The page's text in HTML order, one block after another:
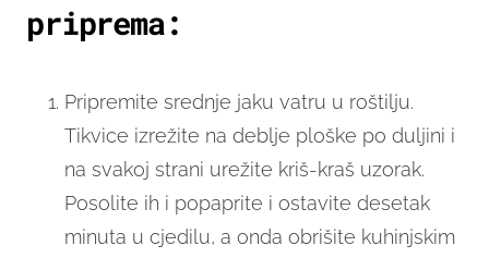
priprema:
Pripremite srednje jaku vatru u roštilju.
Tikvice izrežite na deblje ploške po duljini i
na svakoj strani urežite kriš-kraš uzorak.
Posolite ih i popaprite i ostavite desetak
minuta u cjedilu, a onda obrišite kuhinjskim